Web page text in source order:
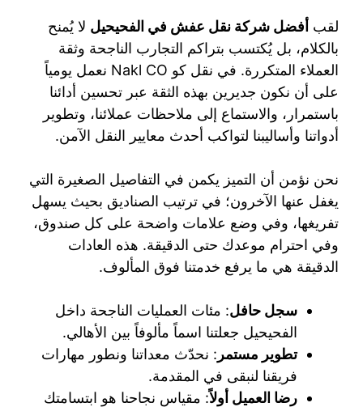
لقب أفضل شركة نقل عفش في الفحيحيل لا يُمنح
بالكلام، بل يُكتسب بتراكم التجارب الناجحة وثقة
العملاء المتكررة. في نقل كو Nakl CO نعمل يومياً
على أن نكون جديرين بهذه الثقة عبر تحسين أدائنا
باستمرار، والاستماع إلى ملاحظات عملائنا، وتطوير
أدواتنا وأساليبنا لتواكب أحدث معايير النقل الآمن.
نحن نؤمن أن التميز يكمن في التفاصيل الصغيرة التي
يغفل عنها الآخرون؛ في ترتيب الصناديق بحيث يسهل
تفريغها، وفي وضع علامات واضحة على كل صندوق،
وفي احترام موعدك حتى الدقيقة. هذه العادات
الدقيقة هي ما يرفع خدمتنا فوق المألوف.
سجل حافل: مئات العمليات الناجحة داخل
الفحيحيل جعلتنا اسماً مألوفاً بين الأهالي.
تطوير مستمر : نحدّث معداتنا ونطور مهارات
فريقنا لنبقى في المقدمة.
رضا العميل أولاً: مقياس نجاحنا هو ابتسامتك